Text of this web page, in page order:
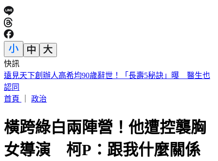
快訊
美股開盤／聯準會升息疑慮意外減緩！標普、那指「雙開高」
首頁
橫跨綠白兩陣營！他遭控襲胸
女導演 柯P：跟我什麼關係